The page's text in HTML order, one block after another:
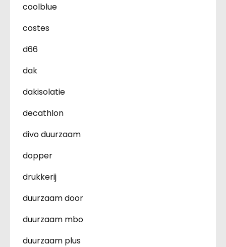
coolblue
costes
d66
dak
dakisolatie
decathlon
divo duurzaam
dopper
drukkerij
duurzaam door
duurzaam mbo
duurzaam plus